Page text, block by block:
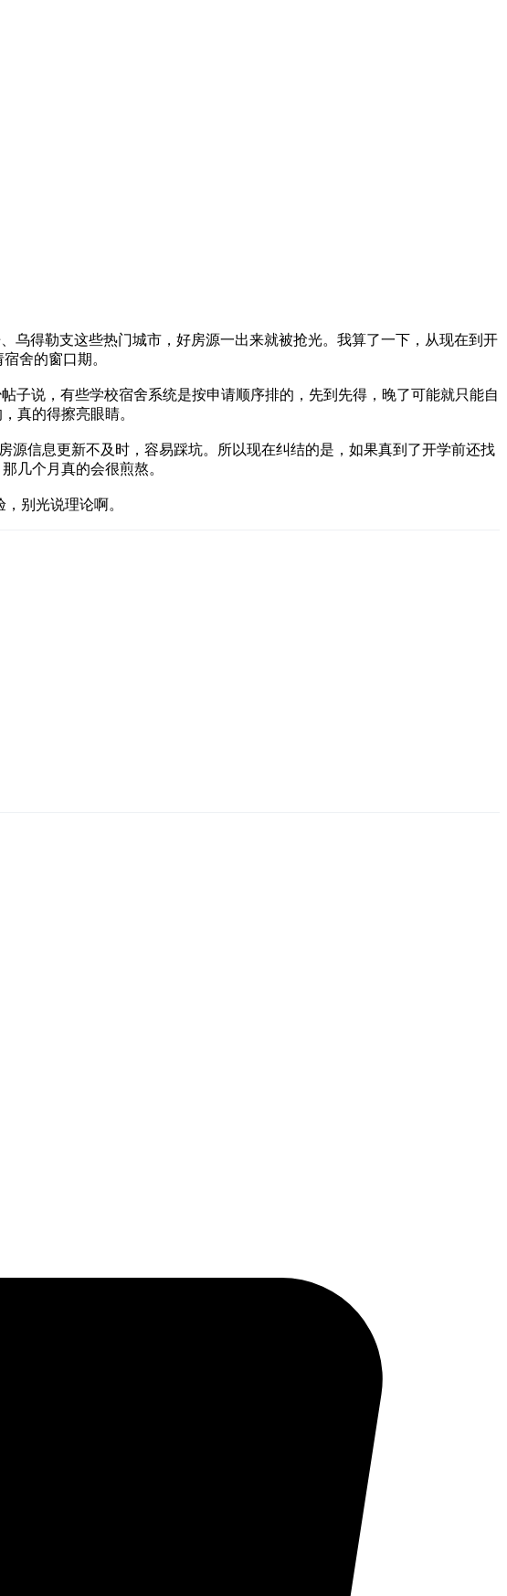
乌得勒支这些热门城市，好房源一出来就被抢光。我算了一下，从现在到开
舍的窗口期。
子说，有些学校宿舍系统是按申请顺序排的，先到先得，晚了可能就只能自
真的得擦亮眼睛。
源信息更新不及时，容易踩坑。所以现在纠结的是，如果真到了开学前还找
几个月真的会很煎熬。
别光说理论啊。